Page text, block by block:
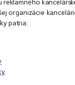
organizácie
patria: